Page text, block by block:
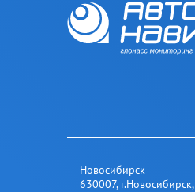
Новосибирск
630007, г.Новосибирск,